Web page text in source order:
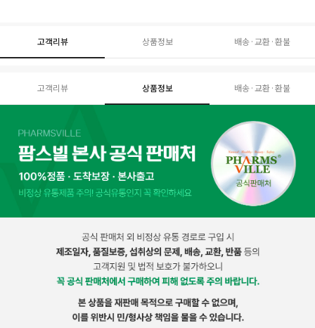
고객리뷰 상품정보 배송·교환·환불
고객리뷰 상품정보 배송·교환·환불